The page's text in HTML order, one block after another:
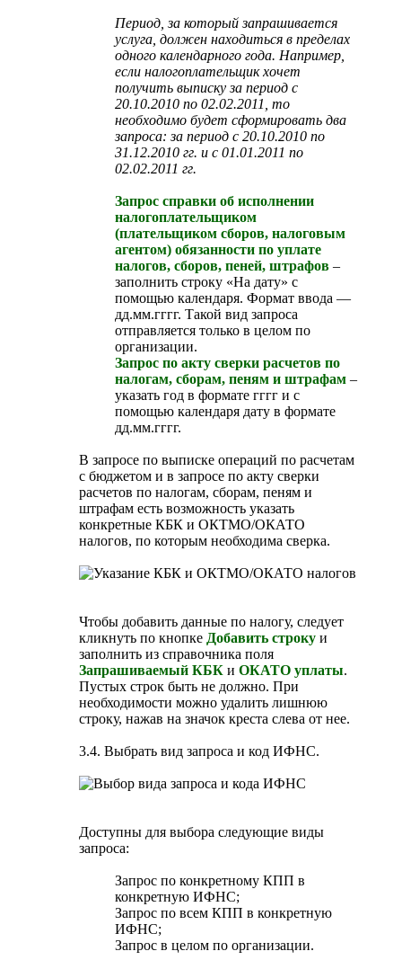
Период, за который запрашивается
услуга, должен находиться в пределах
одного календарного года. Например,
если налогоплательщик хочет
получить выписку за период с
20.10.2010 по 02.02.2011, то
необходимо будет сформировать два
запроса: за период с 20.10.2010 по
31.12.2010 гг. и с 01.01.2011 по
02.02.2011 гг.
Запрос справки об исполнении
налогоплательщиком
(плательщиком сборов, налоговым
агентом) обязанности по уплате
налогов, сборов, пеней, штрафов –
заполнить строку «На дату» с
помощью календаря. Формат ввода —
дд.мм.гггг. Такой вид запроса
отправляется только в целом по
организации.
Запрос по акту сверки расчетов по
налогам, сборам, пеням и штрафам –
указать год в формате гггг и с
помощью календаря дату в формате
дд.мм.гггг.
В запросе по выписке операций по расчетам
с бюджетом и в запросе по акту сверки
расчетов по налогам, сборам, пеням и
штрафам есть возможность указать
конкретные КБК и ОКТМО/ОКАТО
налогов, по которым необходима сверка.
Чтобы добавить данные по налогу, следует
кликнуть по кнопке Добавить строку и
заполнить из справочника поля
Запрашиваемый КБК и ОКАТО уплаты.
Пустых строк быть не должно. При
необходимости можно удалить лишнюю
строку, нажав на значок креста слева от нее.
3.4. Выбрать вид запроса и код ИФНС.
Доступны для выбора следующие виды
запроса:
Запрос по конкретному КПП в
конкретную ИФНС;
Запрос по всем КПП в конкретную
ИФНС;
Запрос в целом по организации.